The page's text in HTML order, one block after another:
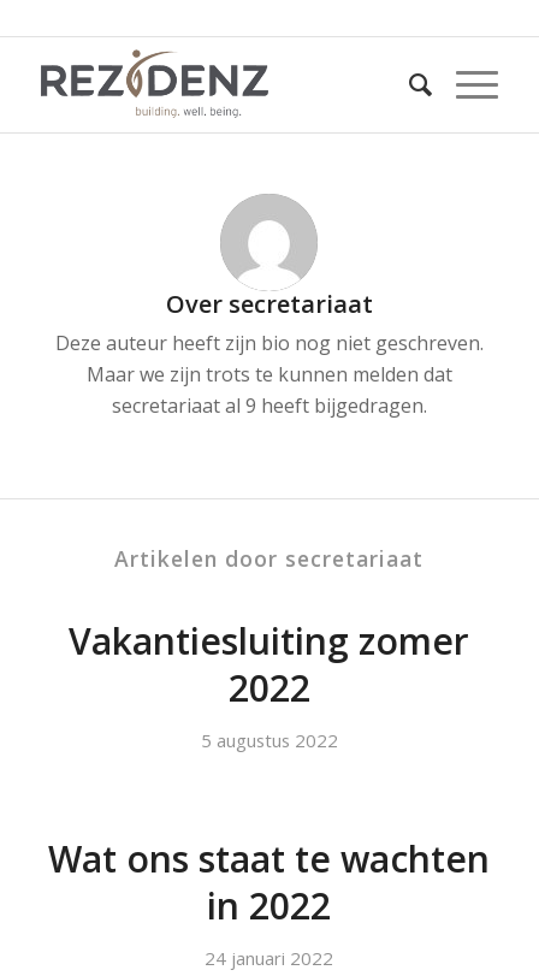
Over secretariaat
Deze auteur heeft zijn bio nog niet geschreven.
Maar we zijn trots te kunnen melden dat
secretariaatal 9 heeft bijgedragen.
Artikelen door secretariaat
Vakantiesluiting zomer
2022
5 augustus 2022
Wat ons staat te wachten
in 2022
24 januari 2022